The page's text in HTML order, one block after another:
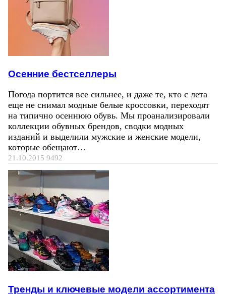
Осенние бестселлеры
Погода портится все сильнее, и даже те, кто с лета
еще не снимал модные белые кроссовки, переходят
на типично осеннюю обувь. Мы проанализировали
коллекции обувных брендов, сводки модных
изданий и выделили мужские и женские модели,
которые обещают…
21.10.2015 9492
Тренды и ключевые модели ассортимента